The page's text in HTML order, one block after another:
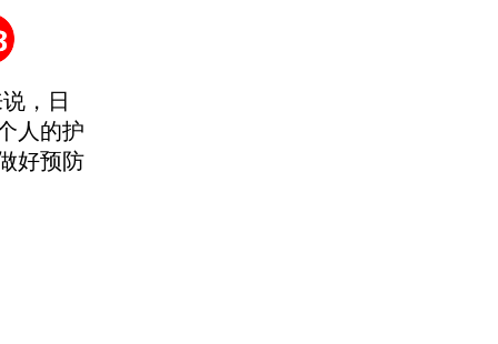
，日
人的护
好预防